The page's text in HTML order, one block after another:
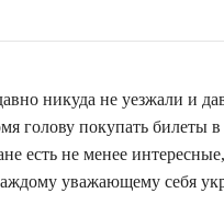
никуда не уезжали и
голову покупать билеты
есть не менее
уважающему себя